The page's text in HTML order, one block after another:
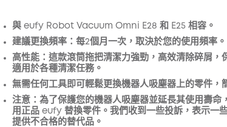
折扣
優惠碼:
與 eufy Robot Vacuum Omni E28 和 E25 相容。
建議更換頻率：每2個月一次，取決於您的使用頻率。
高性能：這款滾筒拖把清潔力強勁，高效清除碎屑，
適用於各種清潔任務。
無需任何工具即可輕鬆更換機器人吸塵器上的零件，
注意：為了保護您的機器人吸塵器並延長其使用壽命
用正品 eufy 替換零件。我們收到一些投訴，表示一
提供不合格的替代品。